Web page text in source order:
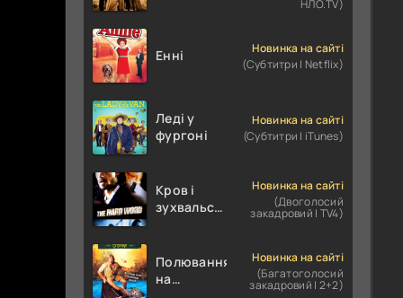
НЛО.TV)
Енні
Новинка на сайті
(Субтитри | Netflix)
Леді у
фургоні
Новинка на сайті
(Субтитри | iTunes)
Кров і
зухвальство
Новинка на сайті
(Двоголосий
закадровий | TV4)
Полювання
на
Новинка на сайті
(Багатоголосий
закадровий | 2+2)